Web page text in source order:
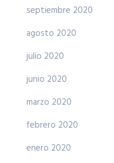
septiembre 2020
agosto 2020
julio 2020
junio 2020
marzo 2020
febrero 2020
enero 2020